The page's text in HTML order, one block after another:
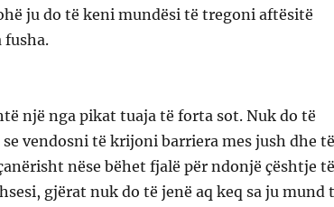
ju do të keni mundësi të tregoni aftësitë
fusha.
një nga pikat tuaja të forta sot. Nuk do të
vendosni të krijoni barriera mes jush dhe të
nëse bëhet fjalë për ndonjë çështje të
gjërat nuk do të jenë aq keq sa ju mund